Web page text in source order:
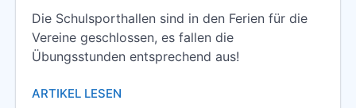
Die Schulsporthallen sind in den Ferien für die
Vereine geschlossen, es fallen die
Übungsstunden entsprechend aus!
ARTIKEL LESEN